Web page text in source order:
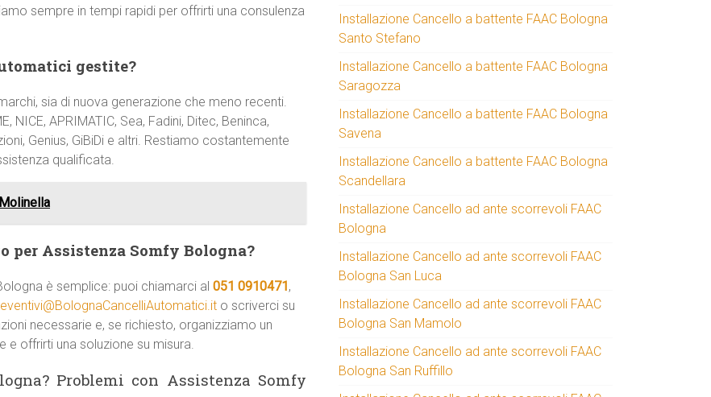
sempre in tempi rapidi per offrirti una consulenza
gestite?
sia di nuova generazione che meno recenti.
NICE, APRIMATIC, Sea, Fadini, Ditec, Beninca,
Genius, GiBiDi e altri. Restiamo costantemente
qualificata.
per Assistenza Somfy Bologna?
è semplice: puoi chiamarci al 051 0910471,
o scriverci su
necessarie e, se richiesto, organizziamo un
e offrirti una soluzione su misura.
Problemi con Assistenza Somfy
Installazione Cancello a battente FAAC Bologna
Santo Stefano
Installazione Cancello a battente FAAC Bologna
Saragozza
Installazione Cancello a battente FAAC Bologna
Savena
Installazione Cancello a battente FAAC Bologna
Scandellara
Installazione Cancello ad ante scorrevoli FAAC
Bologna
Installazione Cancello ad ante scorrevoli FAAC
Bologna San Luca
Installazione Cancello ad ante scorrevoli FAAC
Bologna San Mamolo
Installazione Cancello ad ante scorrevoli FAAC
Bologna San Ruffillo